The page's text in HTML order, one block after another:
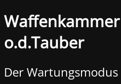
o.d.Tauber
Der